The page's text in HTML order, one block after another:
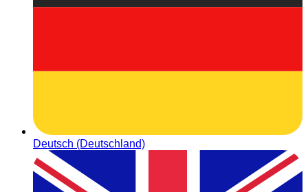
Deutsch (Deutschland)